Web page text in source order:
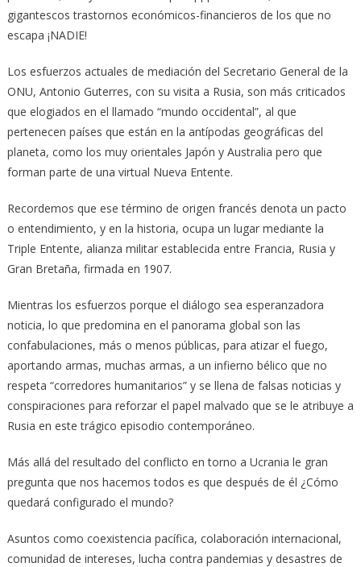
gigantescos trastornos económicos-financieros de los que no
escapa ¡NADIE!
Los esfuerzos actuales de mediación del Secretario General de la
ONU, Antonio Guterres, con su visita a Rusia, son más criticados
que elogiados en el llamado “mundo occidental”, al que
pertenecen países que están en la antípodas geográficas del
planeta, como los muy orientales Japón y Australia pero que
forman parte de una virtual Nueva Entente.
Recordemos que ese término de origen francés denota un pacto
o entendimiento, y en la historia, ocupa un lugar mediante la
Triple Entente, alianza militar establecida entre Francia, Rusia y
Gran Bretaña, firmada en 1907.
Mientras los esfuerzos porque el diálogo sea esperanzadora
noticia, lo que predomina en el panorama global son las
confabulaciones, más o menos públicas, para atizar el fuego,
aportando armas, muchas armas, a un infierno bélico que no
respeta “corredores humanitarios” y se llena de falsas noticias y
conspiraciones para reforzar el papel malvado que se le atribuye a
Rusia en este trágico episodio contemporáneo.
Más allá del resultado del conflicto en torno a Ucrania le gran
pregunta que nos hacemos todos es que después de él ¿Cómo
quedará configurado el mundo?
Asuntos como coexistencia pacífica, colaboración internacional,
comunidad de intereses, lucha contra pandemias y desastres de